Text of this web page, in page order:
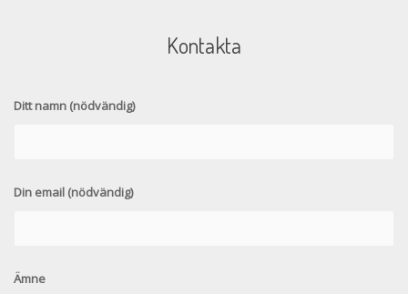
Kontakta
Ditt namn (nödvändig)
Din email (nödvändig)
Ämne